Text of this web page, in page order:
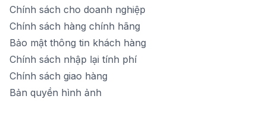
Chính sách cho doanh nghiệp
Chính sách hàng chính hãng
Bảo mật thông tin khách hàng
Chính sách nhập lại tính phí
Chính sách giao hàng
Bản quyền hình ảnh